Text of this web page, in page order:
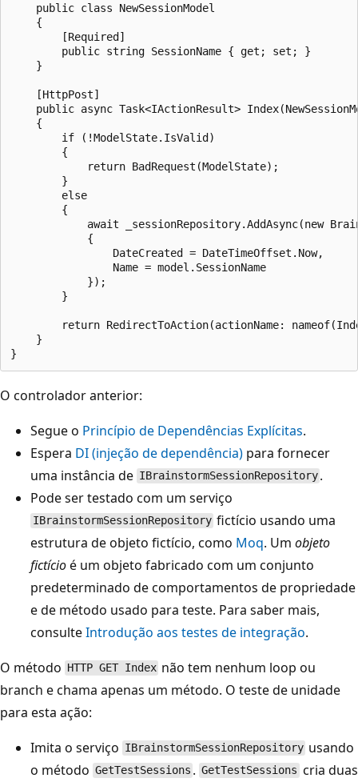
    public class NewSessionModel
    {
        [Required]
        public string SessionName { get; set; }
    }
    [HttpPost]
public async Task<IActionResult>
    {
        if (!ModelState.IsValid)
        {
            return BadRequest(ModelState);
        }
        else
        {
await _sessionRepository.AddAsync(new
            {
                DateCreated = DateTimeOffset.Now,
                Name = model.SessionName
            });
        }
return RedirectToAction(actionName:
    }
O controlador anterior:
Segue o Princípio de Dependências Explícitas.
Espera DI (injeção de dependência) para fornecer
uma instância de IBrainstormSessionRepository .
Pode ser testado com um serviço
IBrainstormSessionRepository fictício usando uma
estrutura de objeto fictício, como Moq. Um objeto
fictícioé um objeto fabricado com um conjunto
predeterminado de comportamentos de propriedade
e de método usado para teste. Para saber mais,
consulteIntrodução aos testes de integração.
O método HTTP GET Index não tem nenhum loop ou
branch e chama apenas um método. O teste de unidade
para esta ação:
Imita o serviço IBrainstormSessionRepository usando
o método GetTestSessions . GetTestSessions cria duas